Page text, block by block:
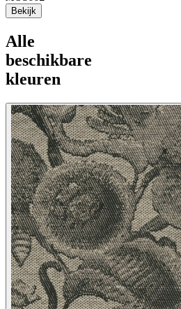
Bekijk
Alle
beschikbare
kleuren